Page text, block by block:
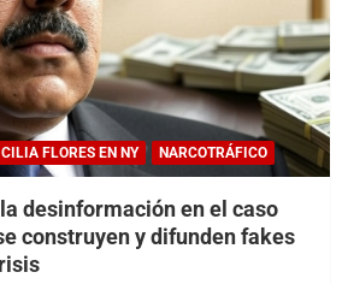
FLORES EN NY NARCOTRÁFICO
desinformación en el caso
construyen y difunden fakes